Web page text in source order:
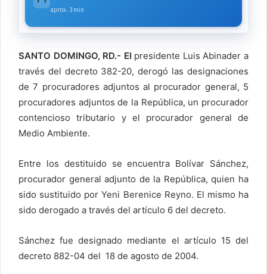
aprox. 3 min
SANTO DOMINGO, RD.- El presidente Luis Abinader a
través del decreto 382-20, derogó las designaciones
de 7 procuradores adjuntos al procurador general, 5
procuradores adjuntos de la República, un procurador
contencioso tributario y el procurador general de
Medio Ambiente.
Entre los destituido se encuentra Bolívar Sánchez,
procurador general adjunto de la República, quien ha
sido sustituido por Yeni Berenice Reyno. El mismo ha
sido derogado a través del artículo 6 del decreto.
Sánchez fue designado mediante el artículo 15 del
decreto 882-04 del 18 de agosto de 2004.